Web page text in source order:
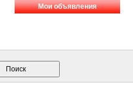
Мои объявления